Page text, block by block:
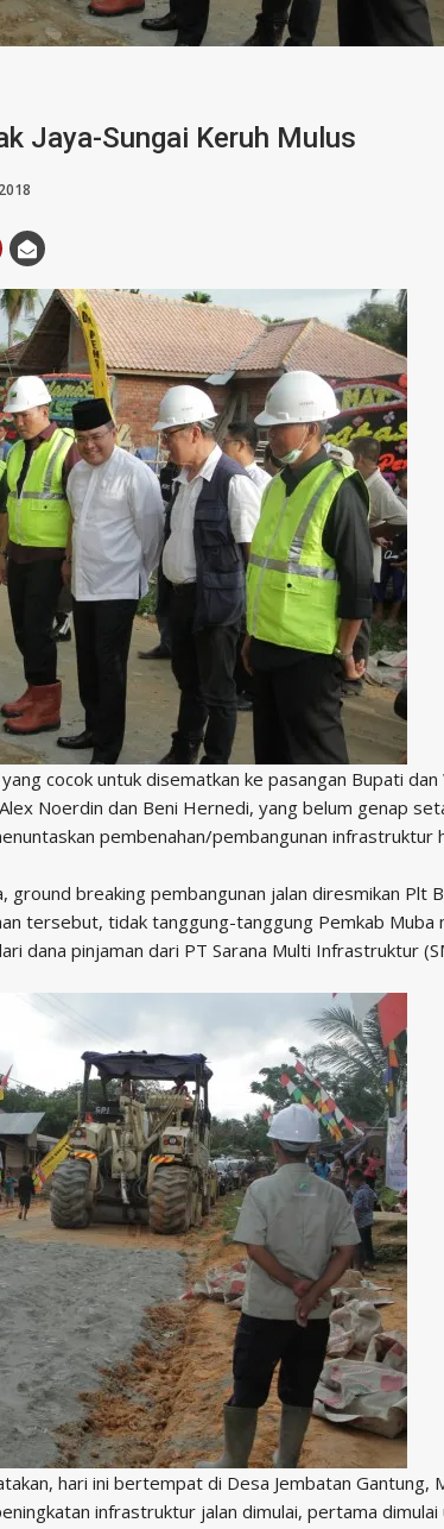
Jaya-Sungai Keruh Mulus
cocok untuk disematkan ke pasangan Bupati dan
Noerdin dan Beni Hernedi, yang belum genap
pembenahan/pembangunan infrastruktur
ground breaking pembangunan jalan diresmikan Plt
tersebut, tidak tanggung-tanggung Pemkab Muba
dana pinjaman dari PT Sarana Multi Infrastruktur
hari ini bertempat di Desa Jembatan Gantung,
infrastruktur jalan dimulai, pertama dimulai